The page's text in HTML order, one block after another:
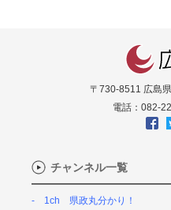
〒730-8511 広島
電話：082-
チャンネル一覧
1ch 県政丸分かり！